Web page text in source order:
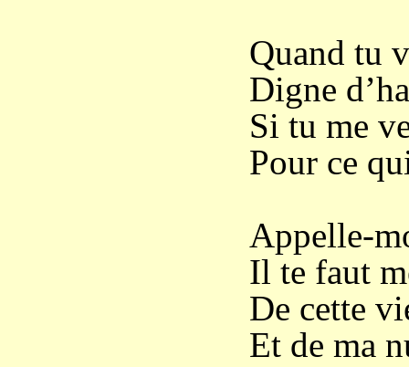
Quand tu
Digne
Si tu me
Pour ce
Appelle-
Il te faut
De cette
Et de ma